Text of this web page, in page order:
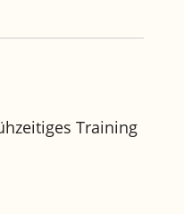
Training